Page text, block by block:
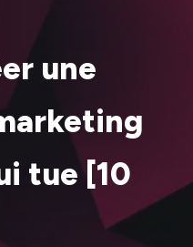
une
tue [10